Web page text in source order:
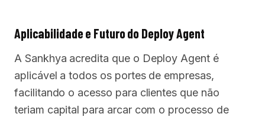
Aplicabilidade e Futuro do Deploy Agent
A Sankhya acredita que o Deploy Agent é
aplicável a todos os portes de empresas,
facilitando o acesso para clientes que não
teriam capital para arcar com o processo de